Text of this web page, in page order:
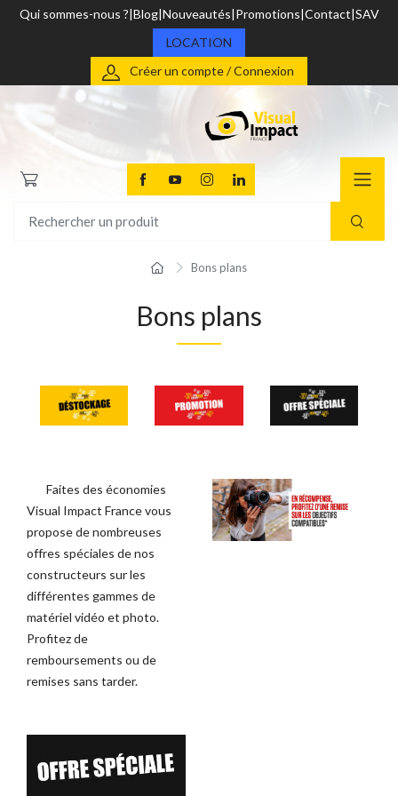
Qui sommes-nous ? Blog Nouveautés Promotions Contact SAV
LOCATION
Créer un compte / Connexion
Bons plans
Canon EOS C700 PL
DÉSTOCKAGE
Bons plans
Faites des économies
Visual Impact France vous
propose de nombreuses
offres spéciales de nos
constructeurs sur les
différentes gammes de
matériel vidéo et photo.
Profitez de
remboursements ou de
remises sans tarder.